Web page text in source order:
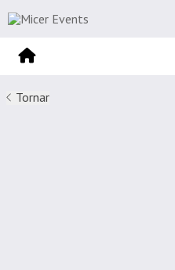
Tornar